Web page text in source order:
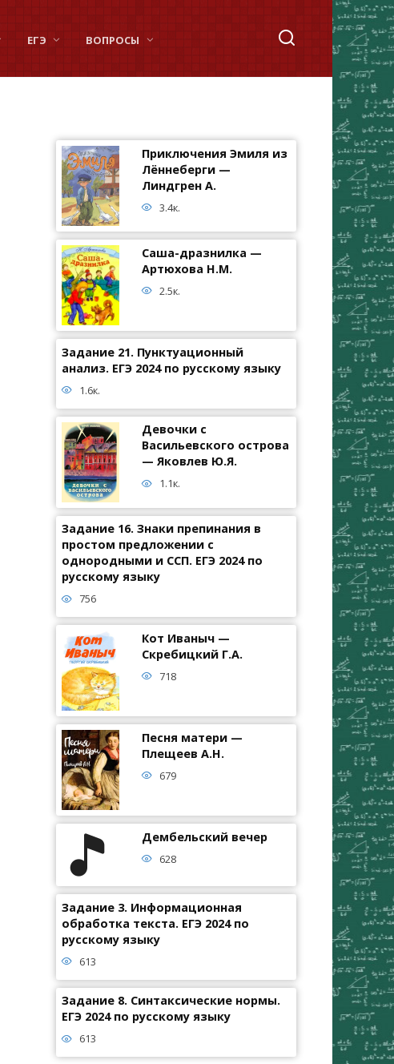
ЕГЭ ВОПРОСЫ
Приключения Эмиля из
Лённеберги —
Линдгрен А.
3.4к.
Саша-дразнилка —
Артюхова Н.М.
2.5к.
Задание 21. Пунктуационный
анализ. ЕГЭ 2024 по русскому языку
1.6к.
Девочки с
Васильевского острова
— Яковлев Ю.Я.
1.1к.
Задание 16. Знаки препинания в
простом предложении с
однородными и ССП. ЕГЭ 2024 по
русскому языку
756
Кот Иваныч —
Скребицкий Г.А.
718
Песня матери —
Плещеев А.Н.
679
Дембельский вечер
628
Задание 3. Информационная
обработка текста. ЕГЭ 2024 по
русскому языку
613
Задание 8. Синтаксические нормы.
ЕГЭ 2024 по русскому языку
613